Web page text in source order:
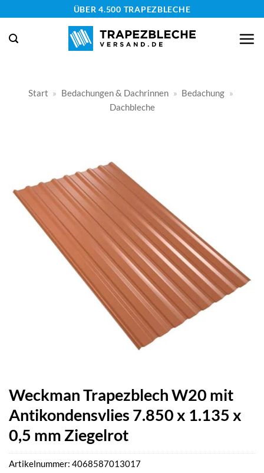
springen
ÜBER 4.500 TRAPEZBLECHE
Start » Bedachungen & Dachrinnen » Bedachung »
Dachbleche
Weckman Trapezblech W20 mit
Antikondensvlies 7.850 x 1.135 x
0,5 mm Ziegelrot
Artikelnummer: 4068587013017